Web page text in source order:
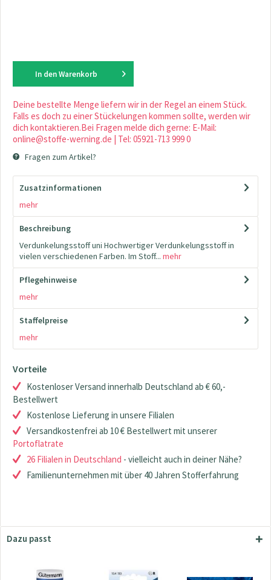
In den Warenkorb
Deine bestellte Menge liefern wir in der Regel an einem Stück.
Falls es doch zu einer Stückelungen kommen sollte, werden wir
dich kontaktieren.Bei Fragen melde dich gerne: E-Mail:
online@stoffe-werning.de | Tel: 05921-713 999 0
Fragen zum Artikel?
Zusatzinformationen
mehr
Beschreibung
Verdunkelungsstoff uni Hochwertiger Verdunkelungsstoff in
vielen verschiedenen Farben. Im Stoff... mehr
Pflegehinweise
mehr
Staffelpreise
mehr
Vorteile
Kostenloser Versand innerhalb Deutschland ab € 60,-
Bestellwert
Kostenlose Lieferung in unsere Filialen
Versandkostenfrei ab 10 € Bestellwert mit unserer
Portoflatrate
26 Filialen in Deutschland - vielleicht auch in deiner Nähe?
Familienunternehmen mit über 40 Jahren Stofferfahrung
Dazu passt